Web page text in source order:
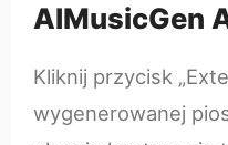
AIMusicGen
Kliknij przycisk
wygenerowanej